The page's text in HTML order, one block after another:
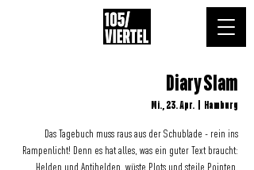
Diary Slam
Mi., 23. Apr. Hamburg
Das Tagebuch muss raus aus der Schublade - rein ins
Rampenlicht! Denn es hat alles, was ein guter Text braucht:
Helden und Antihelden, wüste Plots und steile Pointen,